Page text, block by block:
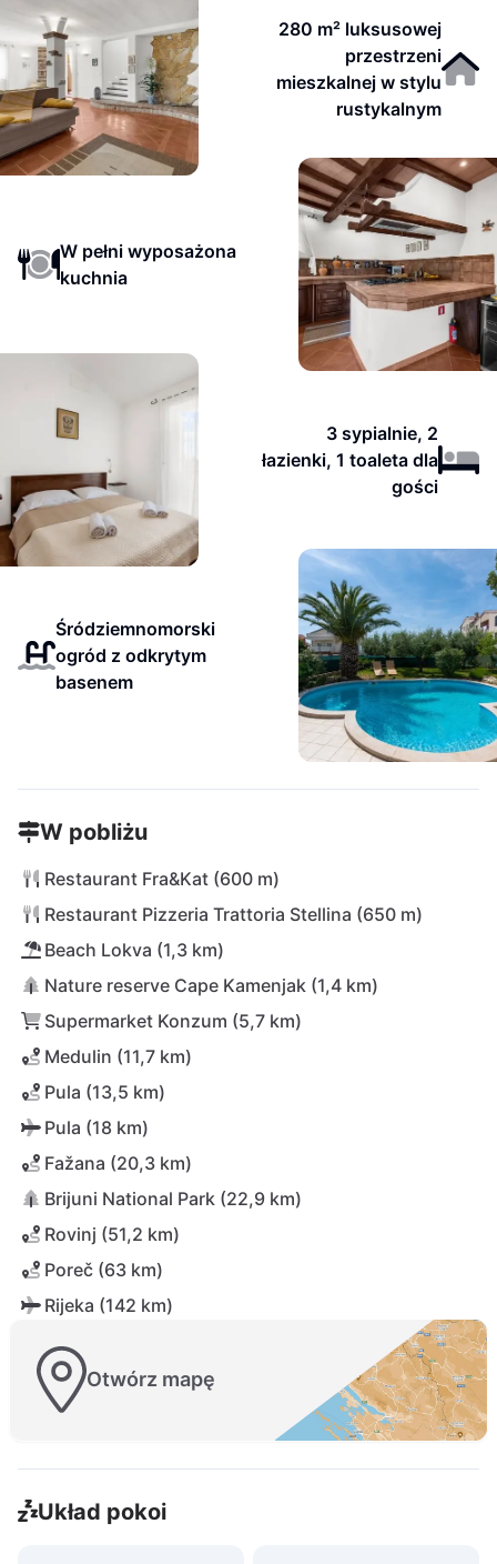
280 m² luksusowej
przestrzeni
mieszkalnej w stylu
rustykalnym
W pełni wyposażona
kuchnia
3 sypialnie, 2
łazienki, 1 toaleta dla
gości
Śródziemnomorski
ogród z odkrytym
basenem
W pobliżu
Restaurant Fra&Kat (600 m)
Restaurant Pizzeria Trattoria Stellina (650 m)
Beach Lokva (1,3 km)
Nature reserve Cape Kamenjak (1,4 km)
Supermarket Konzum (5,7 km)
Medulin (11,7 km)
Pula (13,5 km)
Pula (18 km)
Fažana (20,3 km)
Brijuni National Park (22,9 km)
Rovinj (51,2 km)
Poreč (63 km)
Rijeka (142 km)
Otwórz mapę
Układ pokoi